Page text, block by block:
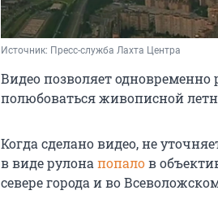
Источник: Пресс-служба Лахта Центра
Видео позволяет одновременно
полюбоваться живописной
Когда сделано видео, не
в виде рулона попалов
севере города и во